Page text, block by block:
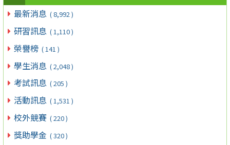
最新消息 ( 8,992 )
研習訊息 ( 1,110 )
榮譽榜 ( 141 )
學生消息 ( 2,048 )
考試訊息 ( 205 )
活動訊息 ( 1,531 )
校外競賽 ( 220 )
獎助學金 ( 320 )